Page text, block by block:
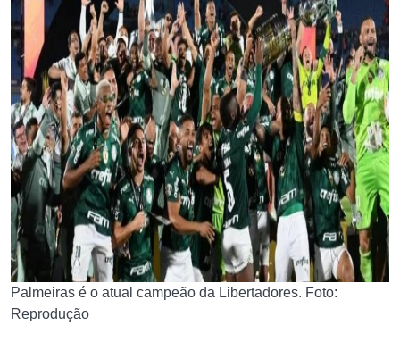
Palmeiras é o atual campeão da Libertadores. Foto:
Reprodução